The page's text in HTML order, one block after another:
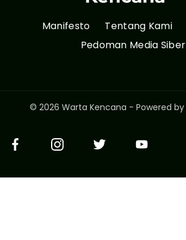
Manifesto Tentang Kami
Pedoman Media Siber
© 2026 Warta Kencana - Powered by